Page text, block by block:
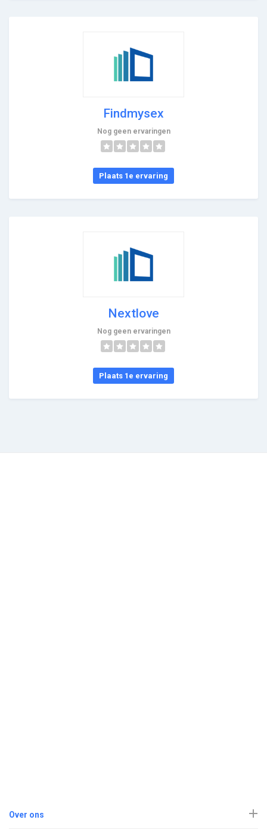
Findmysex
Nog geen ervaringen
Plaats 1e ervaring
Nextlove
Nog geen ervaringen
Plaats 1e ervaring
Over ons